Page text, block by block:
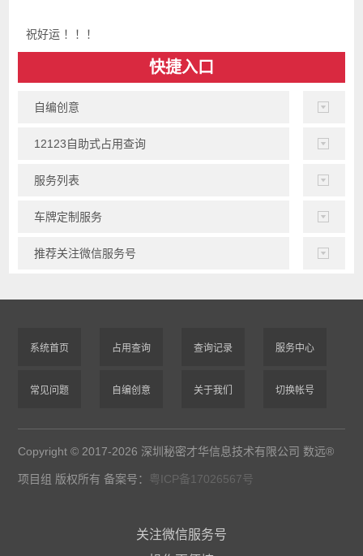
祝好运 ！！！
快捷入口
自编创意
12123自助式占用查询
服务列表
车牌定制服务
推荐关注微信服务号
系统首页 占用查询 查询记录 服务中心
常见问题 自编创意 关于我们 切换帐号
Copyright © 2017-2026 深圳秘密才华信息技术有限公司 数远®
项目组 版权所有 备案号： 粤ICP备17026567号
关注微信服务号